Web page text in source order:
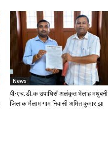
News
पी-एच.डी.क उपाधिसँ अलंकृत भेलाह मधुबनी
जिलाक मैलाम गाम निवासी अमित कुमार झा